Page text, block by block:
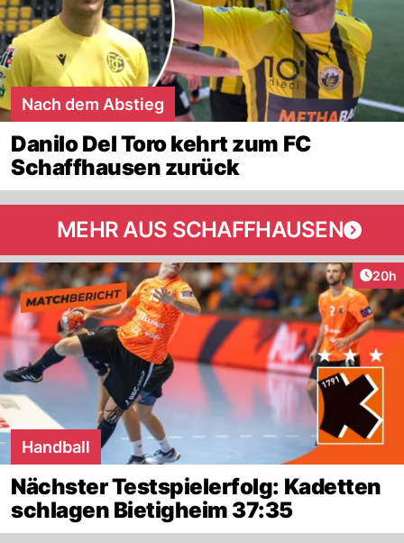
Nach dem Abstieg
Danilo Del Toro kehrt zum FC
Schaffhausen zurück
MEHR AUS SCHAFFHAUSEN
20h
Handball
Nächster Testspielerfolg: Kadetten
schlagen Bietigheim 37:35